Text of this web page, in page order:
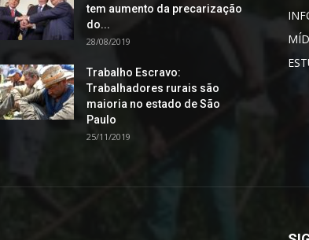
tem aumento da precarização
do...
28/08/2019
Trabalho Escravo:
Trabalhadores rurais são
maioria no estado de São
Paulo
25/11/2019